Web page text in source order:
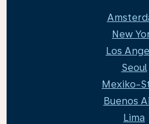
New
Los
Seoul
Mexiko-
Buenos
Lima